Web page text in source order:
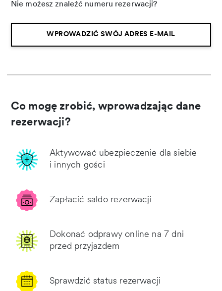
Nie możesz znaleźć numeru rezerwacji?
WPROWADZIĆ SWÓJ ADRES E-MAIL
Co mogę zrobić, wprowadzając dane
rezerwacji?
Aktywować ubezpieczenie dla siebie
i innych gości
Zapłacić saldo rezerwacji
Dokonać odprawy online na 7 dni
przed przyjazdem
Sprawdzić status rezerwacji